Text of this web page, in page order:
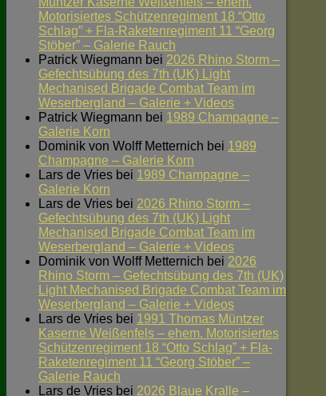
Motorisiertes Schützenregiment 18 “Otto
Schlag” + Fla-Raketenregiment 11 “Georg
Stöber” – Galerie Rauch
Patrick Wiegmann bei 2026 Rhino Storm –
Gefechtsübung des 7th (UK) Light
Mechanised Brigade Combat Team im
Weserbergland – Galerie + Videos
Patrick Wiegmann bei 1989 Champagne –
Galerie Korn
Dominik von Wolff Metternich bei 1989
Champagne – Galerie Korn
Lars de Vries bei 1989 Champagne –
Galerie Korn
Lars de Vries bei 2026 Rhino Storm –
Gefechtsübung des 7th (UK) Light
Mechanised Brigade Combat Team im
Weserbergland – Galerie + Videos
Dominik von Wolff Metternich bei 2026
Rhino Storm – Gefechtsübung des 7th (UK)
Light Mechanised Brigade Combat Team im
Weserbergland – Galerie + Videos
Lars de Vries bei 1991 Thomas Müntzer
Kaserne Weißenfels – ehem. Motorisiertes
Schützenregiment 18 “Otto Schlag” + Fla-
Raketenregiment 11 “Georg Stöber” –
Galerie Rauch
Lars de Vries bei 2026 Blaue Kralle –